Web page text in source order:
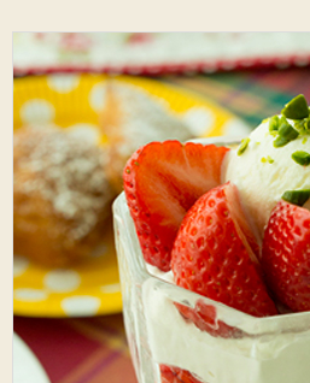
レギュラーコ
ーヒー
インスタント
コーヒー
ドリンク
ドリ
おいしいコー
ヒーの淹れ方
コーヒー百科 レシピ
UCCコーヒー
博物館
UCCコーヒー
アカデミー
工場見学
Vision
サステナ
リティビ
ョン
人々を豊か
する手助け
サステナ
ルなコー
ー調達
サステナ
リティ教
トップメ
セージ
パーパス
＆ バリュ
ー
コーポレ
トメッセ
ジ
企業概要
沿革